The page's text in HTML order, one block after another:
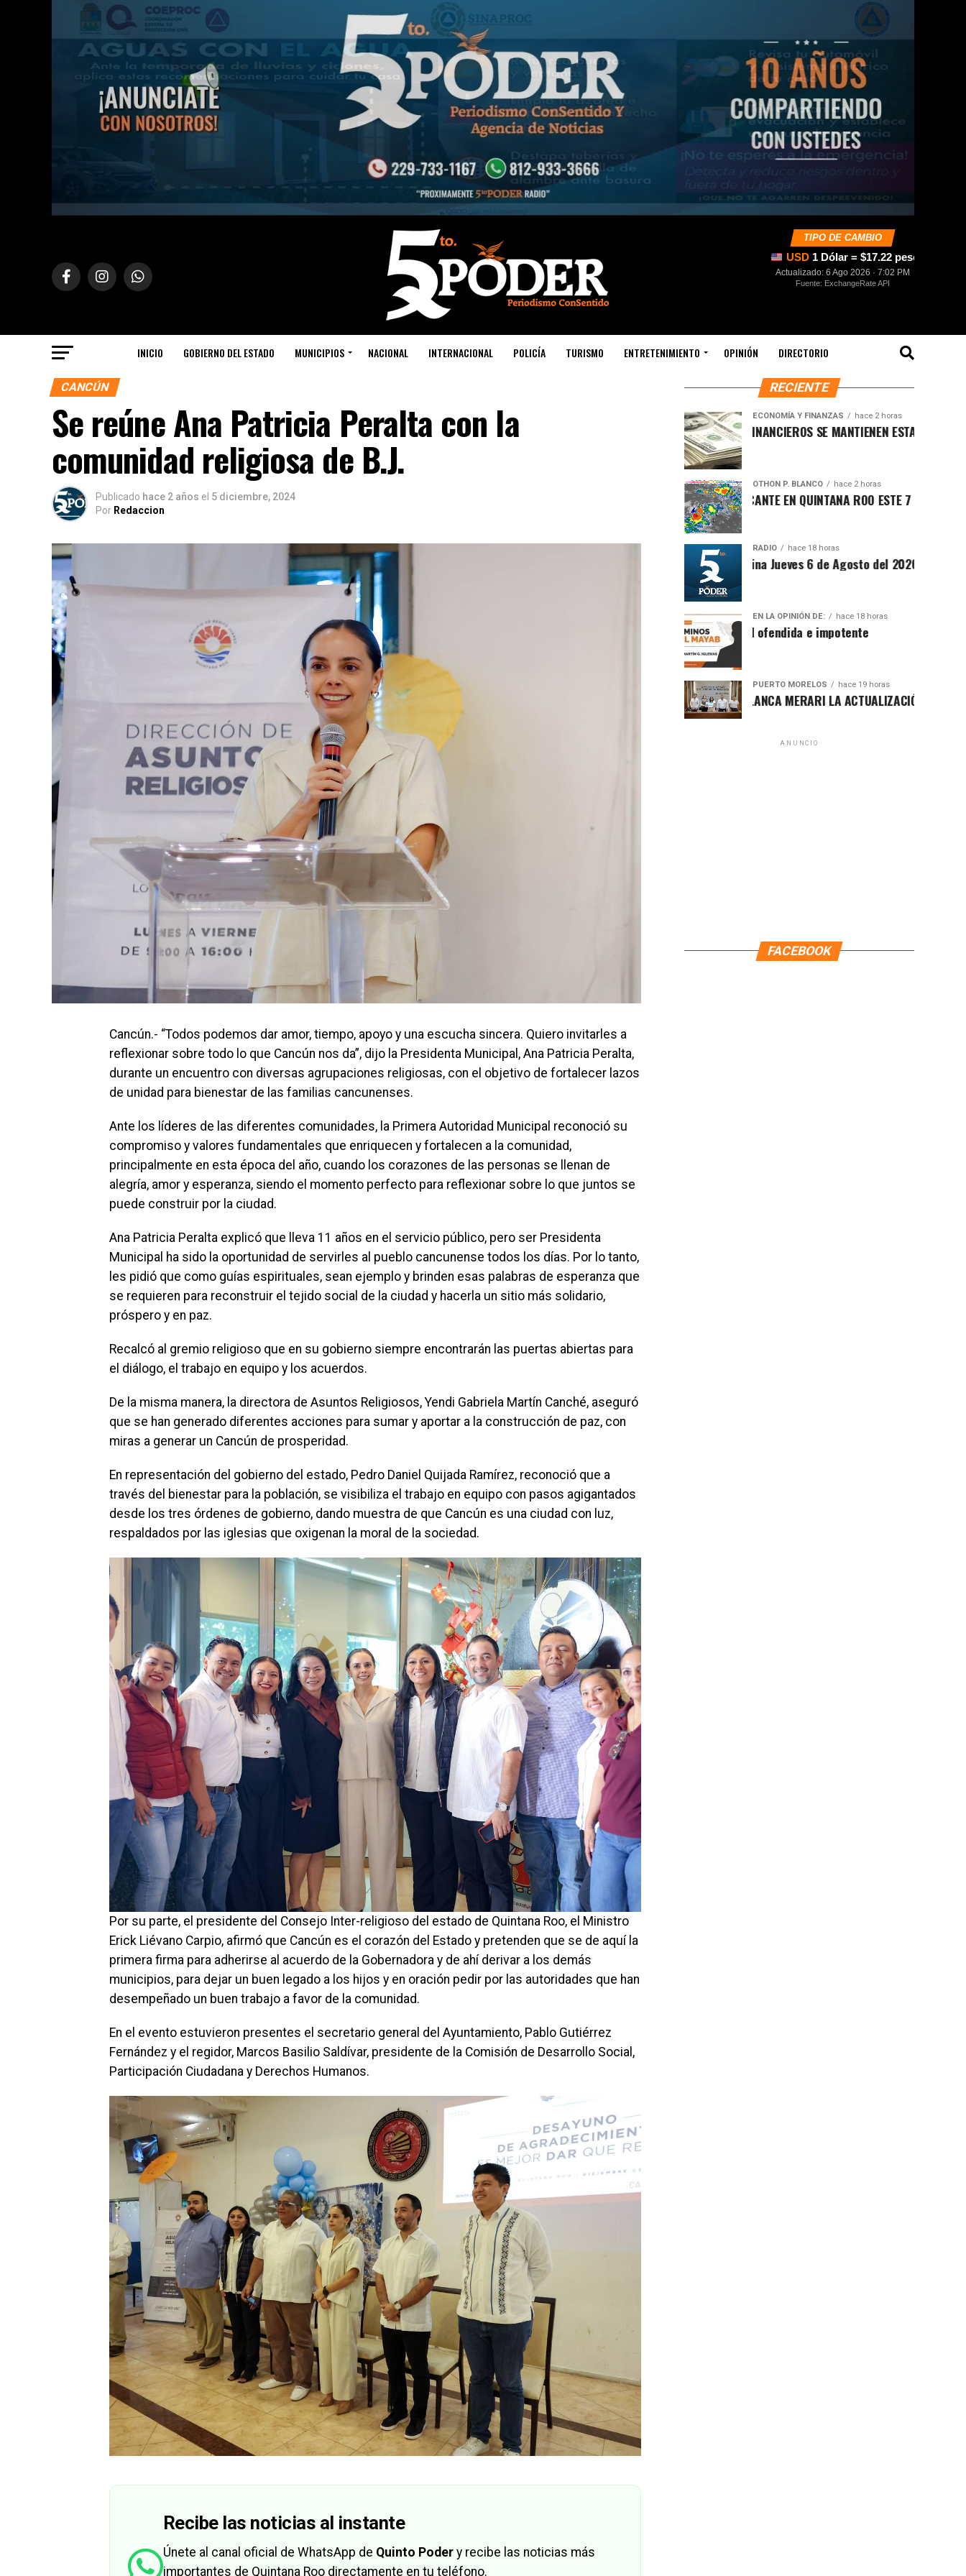
TIPO DE CAMBIO
USD 1 Dólar = $17.22 pesos
Actualizado: 6 Ago 2026 · 7:02 PM
Fuente: ExchangeRate API
INICIO GOBIERNO DEL ESTADO MUNICIPIOS NACIONAL INTERNACIONAL POLICÍA TURISMO ENTRETENIMIENTO OPINIÓN DIRECTORIO
CANCÚN
Se reúne Ana Patricia Peralta con la
comunidad religiosa de B.J.
Publicado hace 2 años el 5 diciembre, 2024
Por Redaccion
Cancún.- “Todos podemos dar amor, tiempo, apoyo y una escucha sincera. Quiero invitarles a
reflexionar sobre todo lo que Cancún nos da”, dijo la Presidenta Municipal, Ana Patricia Peralta,
durante un encuentro con diversas agrupaciones religiosas, con el objetivo de fortalecer lazos
de unidad para bienestar de las familias cancunenses.
Ante los líderes de las diferentes comunidades, la Primera Autoridad Municipal reconoció su
compromiso y valores fundamentales que enriquecen y fortalecen a la comunidad,
principalmente en esta época del año, cuando los corazones de las personas se llenan de
alegría, amor y esperanza, siendo el momento perfecto para reflexionar sobre lo que juntos se
puede construir por la ciudad.
Ana Patricia Peralta explicó que lleva 11 años en el servicio público, pero ser Presidenta
Municipal ha sido la oportunidad de servirles al pueblo cancunense todos los días. Por lo tanto,
les pidió que como guías espirituales, sean ejemplo y brinden esas palabras de esperanza que
se requieren para reconstruir el tejido social de la ciudad y hacerla un sitio más solidario,
próspero y en paz.
Recalcó al gremio religioso que en su gobierno siempre encontrarán las puertas abiertas para
el diálogo, el trabajo en equipo y los acuerdos.
De la misma manera, la directora de Asuntos Religiosos, Yendi Gabriela Martín Canché, aseguró
que se han generado diferentes acciones para sumar y aportar a la construcción de paz, con
miras a generar un Cancún de prosperidad.
En representación del gobierno del estado, Pedro Daniel Quijada Ramírez, reconoció que a
través del bienestar para la población, se visibiliza el trabajo en equipo con pasos agigantados
desde los tres órdenes de gobierno, dando muestra de que Cancún es una ciudad con luz,
respaldados por las iglesias que oxigenan la moral de la sociedad.
Por su parte, el presidente del Consejo Inter-religioso del estado de Quintana Roo, el Ministro
Erick Liévano Carpio, afirmó que Cancún es el corazón del Estado y pretenden que se de aquí la
primera firma para adherirse al acuerdo de la Gobernadora y de ahí derivar a los demás
municipios, para dejar un buen legado a los hijos y en oración pedir por las autoridades que han
desempeñado un buen trabajo a favor de la comunidad.
En el evento estuvieron presentes el secretario general del Ayuntamiento, Pablo Gutiérrez
Fernández y el regidor, Marcos Basilio Saldívar, presidente de la Comisión de Desarrollo Social,
Participación Ciudadana y Derechos Humanos.
Recibe las noticias al instante
Únete al canal oficial de WhatsApp de Quinto Poder y recibe las noticias más
importantes de Quintana Roo directamente en tu teléfono.
RECIENTE
ECONOMÍA Y FINANZAS hace 2 horas
MERCADOS FINANCIEROS SE MANTIENEN ESTABLES
OTHON P. BLANCO hace 2 horas
CLIMA SOFOCANTE EN QUINTANA ROO ESTE 7 DE AGOSTO DE
RADIO hace 18 horas
Síntesis Matutina Jueves 6 de Agosto del 2026
EN LA OPINIÓN DE: hace 18 horas
Sociedad ofendida e impotente
PUERTO MORELOS hace 19 horas
PRESENTA BLANCA MERARI LA ACTUALIZACIÓN DEL ATLAS DE
ANUNCIO
FACEBOOK